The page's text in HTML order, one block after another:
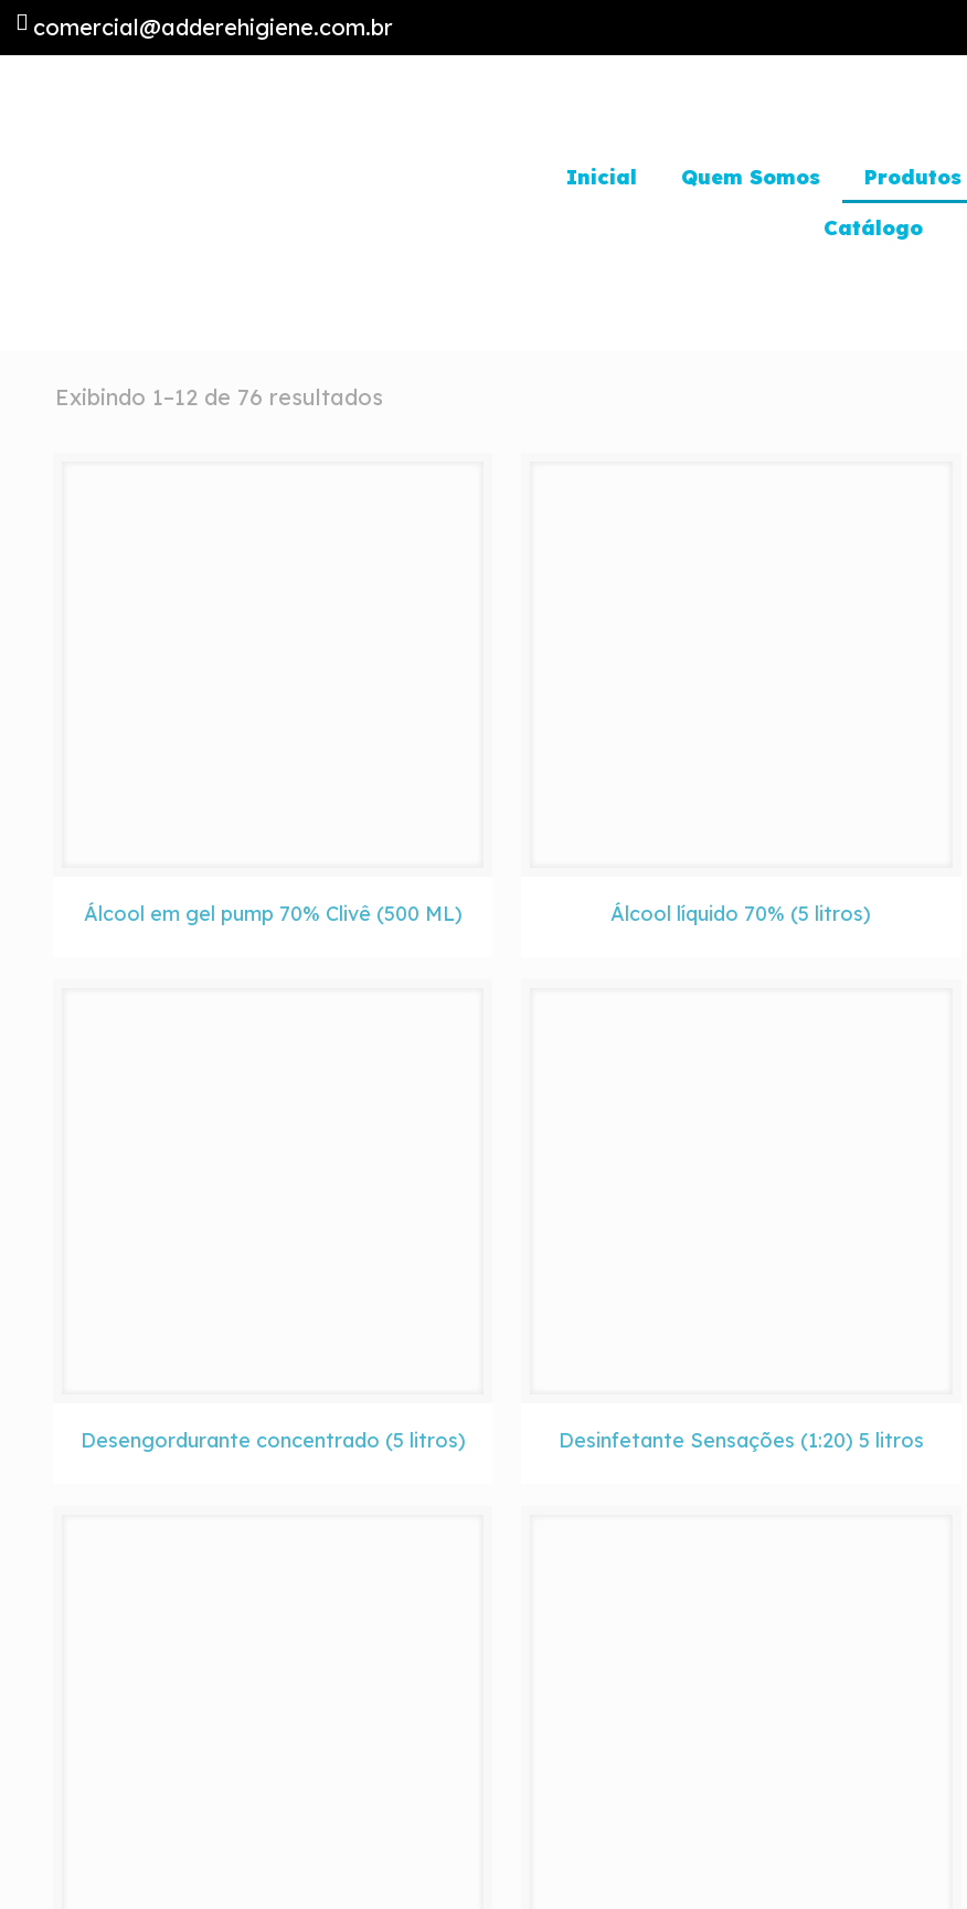
comercial@adderehigiene.com.br
Inicial Quem Somos Produtos
Catálogo
Exibindo 1–12 de 76 resultados
Álcool em gel pump 70% Clivê (500 ML) Álcool líquido 70% (5 litros)
Desengordurante concentrado (5 litros) Desinfetante Sensações (1:20) 5 litros